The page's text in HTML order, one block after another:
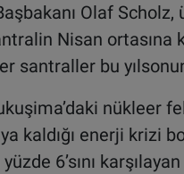
Olaf Scholz,
Nisan ortasına
santraller bu
nükleer
kaldığı enerji
yüzde 6’sını